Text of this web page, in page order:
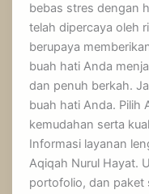
bebas stres dengan
telah dipercaya oleh
berupaya
buah hati Anda
dan penuh berkah.
buah hati Anda. Pilih
kemudahan serta
Informasi layanan
Aqiqah Nurul Hayat.
portofolio, dan paket